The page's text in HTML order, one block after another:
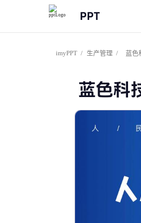
PPT
imyPPT / 生产管理 / 蓝色
蓝色科